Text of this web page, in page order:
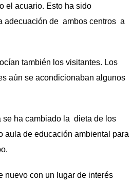
el acuario. Esto ha sido
adecuación de ambos centros a
también los visitantes. Los
aún se acondicionaban algunos
ha cambiado la dieta de los
aula de educación ambiental para
con un lugar de interés